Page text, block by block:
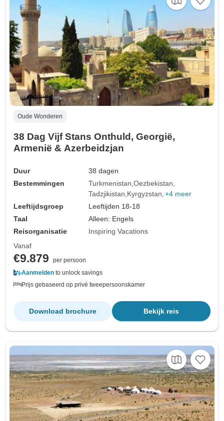
Oude Wonderen
38 Dag Vijf Stans Onthuld, Georgië,
Armenië & Azerbeidzjan
Duur
38 dagen
Bestemmingen
Turkmenistan Oezbekistan
Tadzjikistan Kyrgyzstan +4 meer
Leeftijdsgroep
Leeftijden 18-18
Taal
Alleen: Engels
Reisorganisatie
Inspiring Vacations
Vanaf
€9.879
per persoon
Aanmelden to unlock savings
Prijs gebaseerd op privé tweepersoonskamer
Bekijk reis
Download brochure